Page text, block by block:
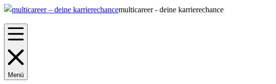
multicareer - deine karrierechance
Menü